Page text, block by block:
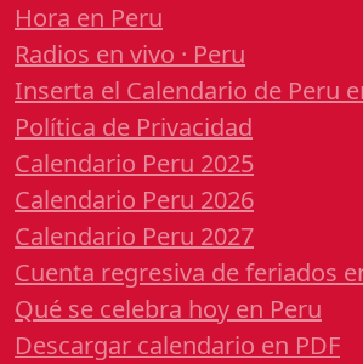
Hora en Peru
Radios en vivo · Peru
Inserta el Calendario de Peru
Política de Privacidad
Calendario Peru 2025
Calendario Peru 2026
Calendario Peru 2027
Cuenta regresiva de feriados
Qué se celebra hoy en Peru
Descargar calendario en PDF